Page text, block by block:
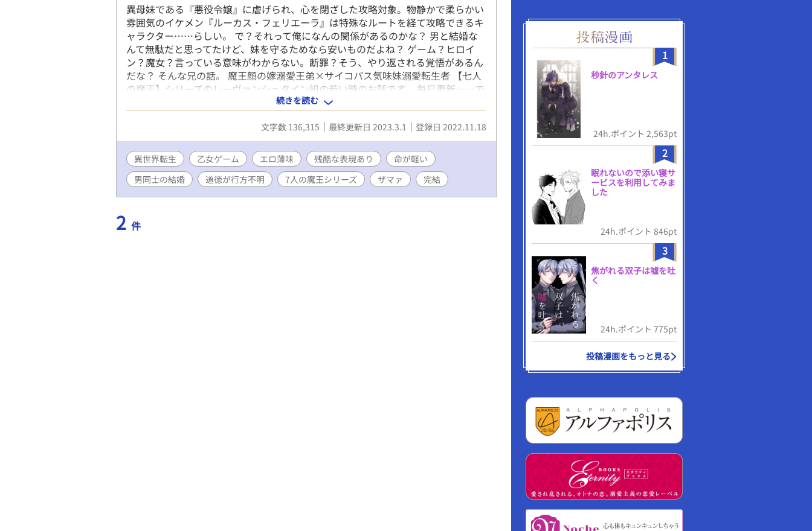
異母妹である『悪役令嬢』に虐げられ、心を閉ざした攻略対象。物静かで柔らかい
雰囲気のイケメン『ルーカス・フェリエーラ』は特殊なルートを経て攻略できるキ
ャラクター……らしい。 で？それって俺になんの関係があるのかな？ 男と結婚な
んて無駄だと思ってたけど、妹を守るためなら安いものだよね？ ゲーム？ヒロイ
ン？魔女？言っている意味がわからない。断罪？そう、やり返される覚悟があるん
だな？ そんな兄の話。 魔王顔の嫁溺愛王弟×サイコパス気味妹溺愛転生者 【七人
の魔王】シリーズのレーヴァンシュタイン組の若い時のお話です。 毎日更新……で
きたらいいな…(ボソッ) ******************************************
ATTENTION ****************************************** ＊タグをよくご覧になって
お読みください。 ＊タイトルに『※』がつくと残酷表現、『*』がつくとエロ注意
です。 ＊道徳観にかなりの難があります。また、人間の命がチラシの裏で作ったメ
モ用紙以上に軽いです。 ＊コメントにお返事はできませんが、ありがたく読ませて
いただいて認証しています。誤字脱字報告ありがとうございます！疑問、感想など
とても嬉しくて話数が増えます。ありがとうございます。
続きを読む
文字数 136,315 最終更新日 2023.3.1 登録日 2022.11.18
異世界転生 乙女ゲーム エロ薄味 残酷な表現あり
命が軽い
男同士の結婚
道徳が行方不明 7人の魔王シリーズ ザマァ 完結
2 件
1
秒針のアンタレス
24h.ポイント 2,563pt
2
眠れないので添い寝サ
ービスを利用してみま
した
24h.ポイント 846pt
3
焦がれる双子は嘘を吐
く
24h.ポイント 775pt
投稿漫画をもっと見る